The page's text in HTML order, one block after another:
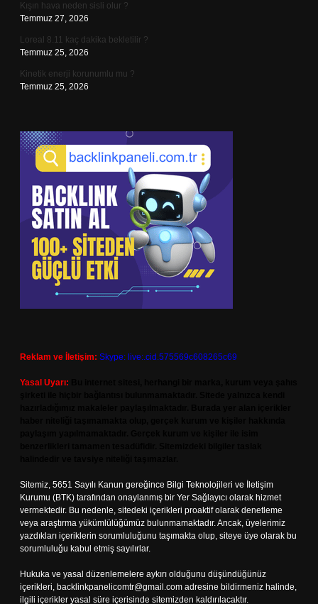
Kışın hava neden sisli olur ?
Temmuz 27, 2026
Loreal 8.11 kaç dakika bekletilir ?
Temmuz 25, 2026
Kinetik enerji korunumlu mu ?
Temmuz 25, 2026
Reklam ve İletişim: Skype: live:.cid.575569c608265c69
Yasal Uyarı:
Sitemiz, 5651 Sayılı Kanun gereğince Bilgi Teknolojileri ve İletişim
Kurumu (BTK) tarafından onaylanmış bir Yer Sağlayıcı olarak hizmet
vermektedir. Bu nedenle, sitedeki içerikleri proaktif olarak denetleme
veya araştırma yükümlülüğümüz bulunmamaktadır. Ancak, üyelerimiz
yazdıkları içeriklerin sorumluluğunu taşımakta olup, siteye üye olarak bu
sorumluluğu kabul etmiş sayılırlar.
Hukuka ve yasal düzenlemelere aykırı olduğunu düşündüğünüz
içerikleri, backlinkpanelicomtr@gmail.com adresine bildirmeniz halinde,
ilgili içerikler yasal süre içerisinde sitemizden kaldırılacaktır.